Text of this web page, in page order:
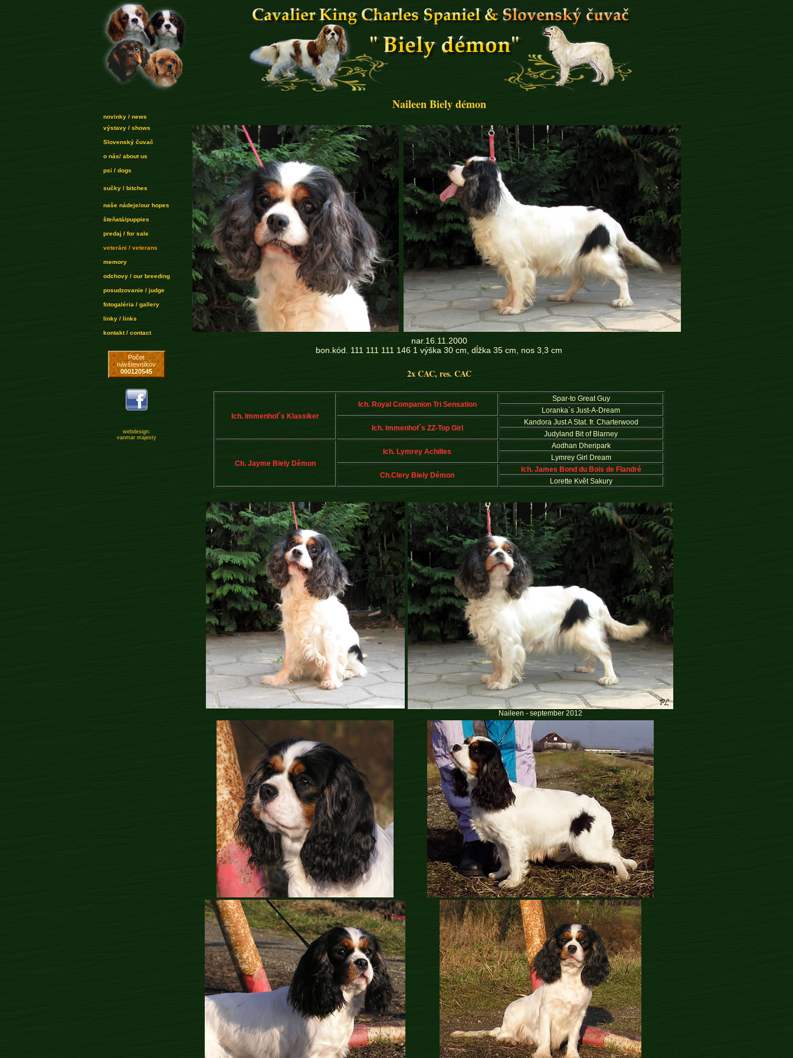
novinky / news
výstavy / shows
Slovenský čuvač
o nás/ about us
psi / dogs
sučky / bitches
naše nádeje/our hopes
šteňatá/puppies
predaj / for sale
veteráni / veterans
memory
odchovy / our breeding
posudzovanie / judge
fotogaléria / gallery
linky / links
kontakt / contact
Počet
návštevníkov
000120545
webdesign:
vanmar majesty
Naileen Biely démon
nar.16.11.2000
bon.kód. 111 111 111 146 1 výška 30 cm, dĺžka 35 cm, nos 3,3 cm
2x CAC, res. CAC
Ich. Immenhof`s Klassiker
Ich. Royal Companion Tri Sensation
Spar-to Great Guy
Loranka´s Just-A-Dream
Ich. Immenhof`s ZZ-Top Girl
Kandora Just A Stat. fr. Charterwood
Judyland Bit of Blarney
Ch. Jayme Biely Démon
Ich. Lymrey Achilles
Aodhan Dheripark
Lymrey Girl Dream
Ch.Clery Biely Démon
Ich. James Bond du Bois de Flandré
Lorette Květ Sakury
Naileen - september 2012